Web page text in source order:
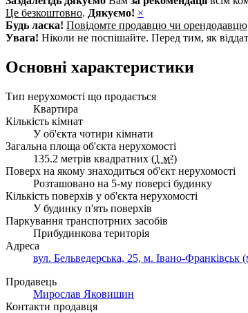
Це безкоштовно. Дякуємо! ×
Будь ласка! Повідомте продавцю чи
Увага! Ніколи не поспішайте. Перед тим, як
Основні характеристики
Тип нерухомості що продається
Квартира
Кількість кімнат
У об'єкта чотири кімнати
Загальна площа об'єкта нерухомості
135.2 метрів квадратних (1 м²)
Поверх на якому знаходиться об'єкт нерухомості
Розташовано на 5-му поверсі будинку
Кількість поверхів у об'єкта нерухомості
У будинку п'ять поверхів
Паркування транспотрних засобів
Прибудинкова територія
Адреса
вул. Бельведерська, 25, м. Івано-Франківськ
Продавець
Мирослав Яковишин
Контакти продавця